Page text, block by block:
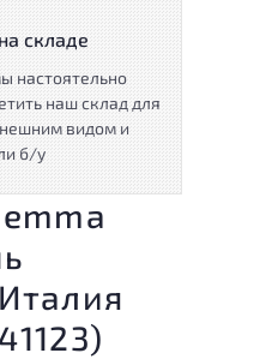
складе
настоятельно
наш склад для
видом и
б/у
)